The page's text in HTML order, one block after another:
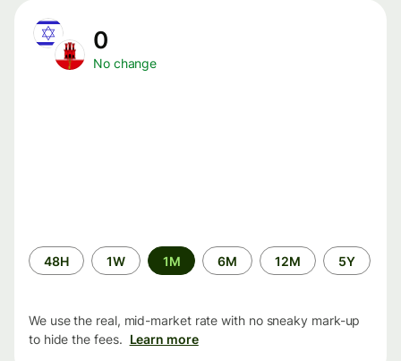
0
No change
Time
period
48H 1W 1M 6M 12M 5Y
We use the real, mid-market rate with no sneaky mark-up
to hide the fees. Learn more